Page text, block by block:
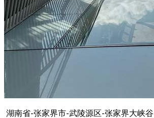
湖南省-张家界市-武陵源区-张家界大峡